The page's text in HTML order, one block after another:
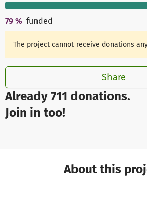
Already 711 donations.
Join in too!
79 % funded
The project cannot receive donations
Share
About this